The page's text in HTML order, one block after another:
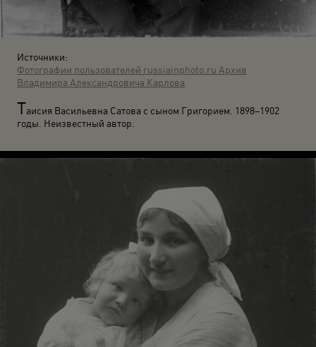
Источники:
Фотографии пользователей russiainphoto.ru Архив
Владимира Александровича Карлова
Таисия Васильевна Сатова с сыном Григорием. 1898–1902
годы. Неизвестный автор.